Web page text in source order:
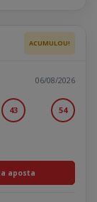
ACUMULOU!
06/08/2026
43 54
aposta